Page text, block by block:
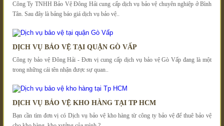
Công Ty TNHH Bảo Vệ Đông Hải cung cấp dịch vụ bảo vệ chuyên nghiệp ở Bình
Tân. Sau đây là bảng báo giá dịch vụ bảo vệ..
DỊCH VỤ BẢO VỆ TẠI QUẬN GÒ VẤP
Công ty bảo vệ Đông Hải - Đơn vị cung cấp dịch vụ bảo vệ Gò Vấp đang là một
trong những cái tên nhận được sự quan..
DỊCH VỤ BẢO VỆ KHO HÀNG TẠI TP HCM
Bạn cần tìm đơn vị có Dịch vụ bảo vệ kho hàng từ công ty bảo vệ để thuê bảo vệ